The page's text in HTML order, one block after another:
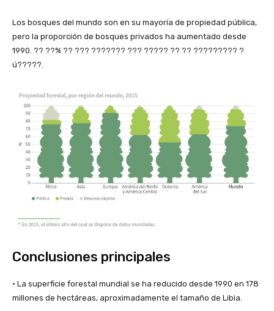
Los bosques del mundo son en su mayoría de propiedad pública,
pero la proporción de bosques privados ha aumentado desde
1990. ?? ??% ?? ??? ??????? ??? ????? ?? ?? ????????? ?
ú?????.
Conclusiones principales
• La superficie forestal mundial se ha reducido desde 1990 en 178
millones de hectáreas, aproximadamente el tamaño de Libia.